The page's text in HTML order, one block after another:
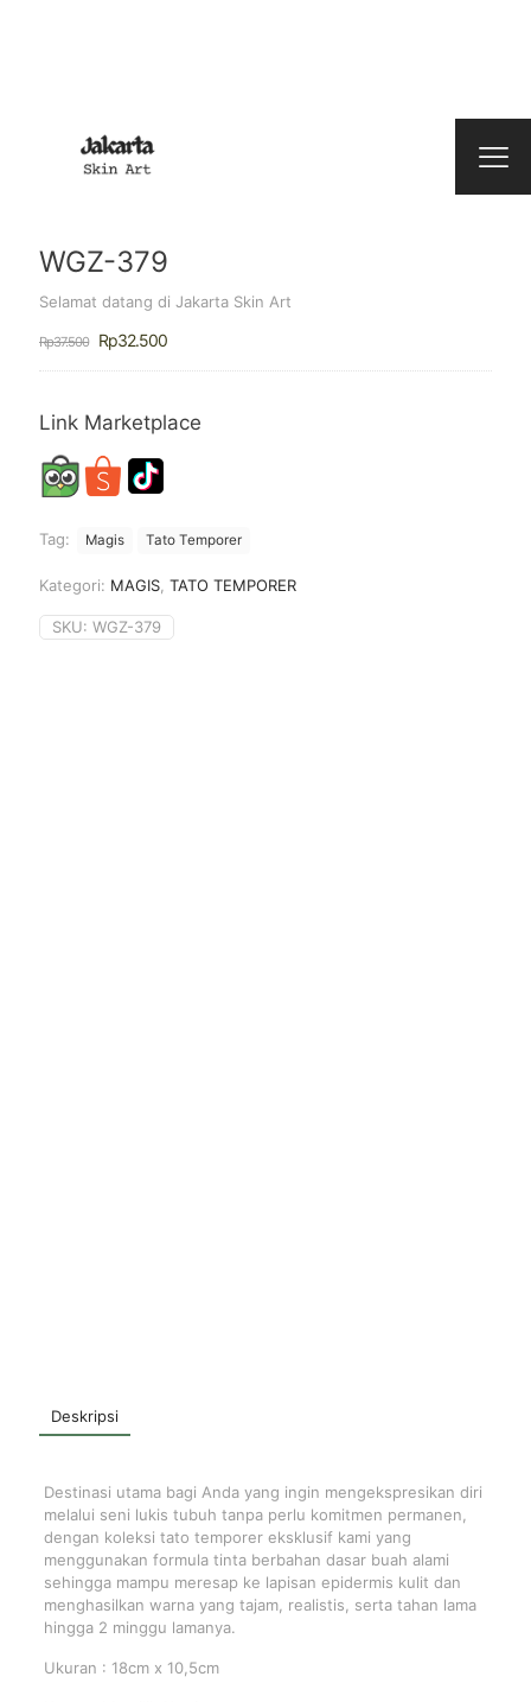
Deskripsi
Destinasi utama bagi Anda yang ingin mengekspresikan diri
melalui seni lukis tubuh tanpa perlu komitmen permanen,
dengan koleksi tato temporer eksklusif kami yang
menggunakan formula tinta berbahan dasar buah alami
sehingga mampu meresap ke lapisan epidermis kulit dan
menghasilkan warna yang tajam, realistis, serta tahan lama
hingga 2 minggu lamanya.
Ukuran : 18cm x 10,5cm
WGZ-379
Selamat datang di Jakarta Skin Art
Rp37.500
Harga
adalah:
Rp32.500Harga
ini
Rp32.500.
Link Marketplace
Tag: Magis Tato Temporer
Kategori: MAGIS TATO TEMPORER
SKU: WGZ-379